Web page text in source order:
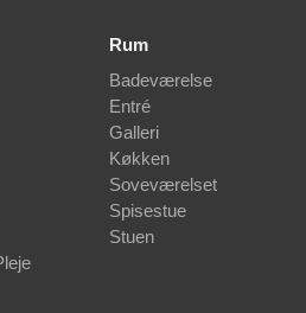
Rum
Badeværelse
Entré
Galleri
Køkken
Soveværelset
Spisestue
Stuen